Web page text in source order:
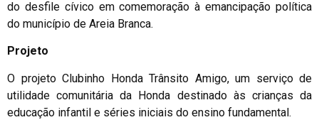
do desfile cívico em comemoração à emancipação política
do município de Areia Branca.
Projeto
O projeto Clubinho Honda Trânsito Amigo, um serviço de
utilidade comunitária da Honda destinado às crianças da
educação infantil e séries iniciais do ensino fundamental.